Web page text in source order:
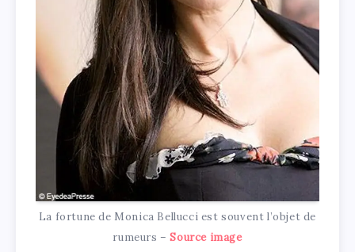
La fortune de Monica Bellucci est souvent l’objet de
rumeurs –Source image